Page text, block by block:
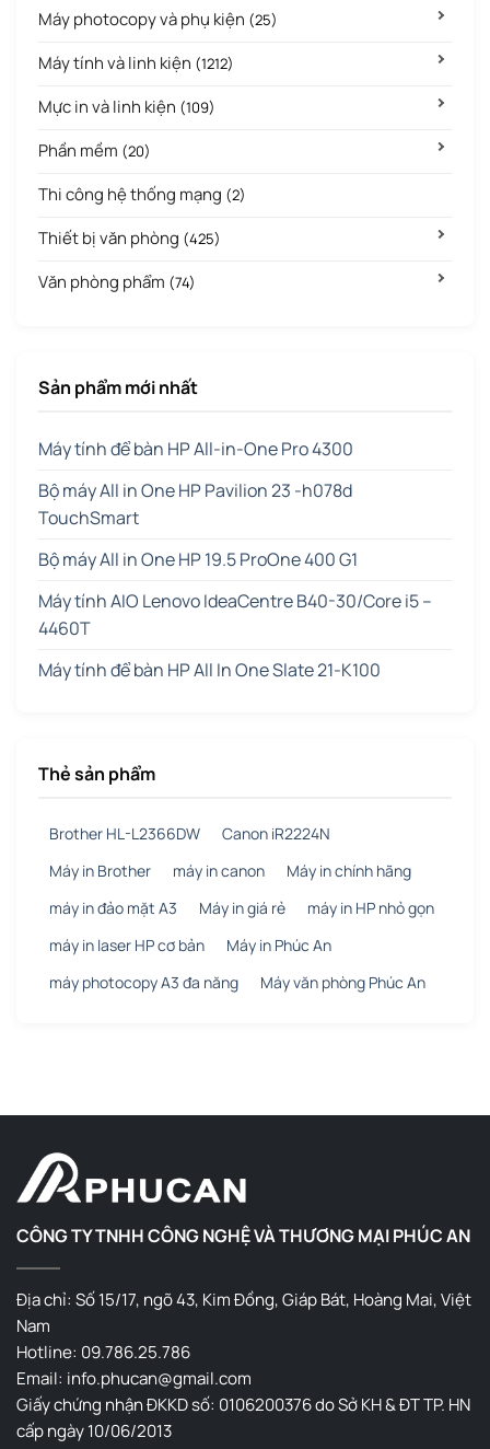
Máy photocopy và phụ kiện (25)
Máy tính và linh kiện (1212)
Mực in và linh kiện (109)
Phần mềm (20)
Thi công hệ thống mạng (2)
Thiết bị văn phòng (425)
Văn phòng phẩm (74)
Sản phẩm mới nhất
Máy tính để bàn HP All-in-One Pro 4300
Bộ máy All in One HP Pavilion 23 -h078d
TouchSmart
Bộ máy All in One HP 19.5 ProOne 400 G1
Máy tính AIO Lenovo IdeaCentre B40-30/Core i5 –
4460T
Máy tính để bàn HP All In One Slate 21-K100
Thẻ sản phẩm
Brother HL-L2366DW
Canon iR2224N
Máy in Brother
máy in canon
Máy in chính hãng
máy in đảo mặt A3
Máy in giá rẻ
máy in HP nhỏ gọn
máy in laser HP cơ bản
Máy in Phúc An
máy photocopy A3 đa năng
Máy văn phòng Phúc An
CÔNG TY TNHH CÔNG NGHỆ VÀ THƯƠNG MẠI PHÚC AN
Địa chỉ: Số 15/17, ngõ 43, Kim Đồng, Giáp Bát, Hoàng Mai, Việt
Nam
Hotline: 09.786.25.786
Email: info.phucan@gmail.com
Giấy chứng nhận ĐKKD số: 0106200376 do Sở KH & ĐT TP. HN
cấp ngày 10/06/2013